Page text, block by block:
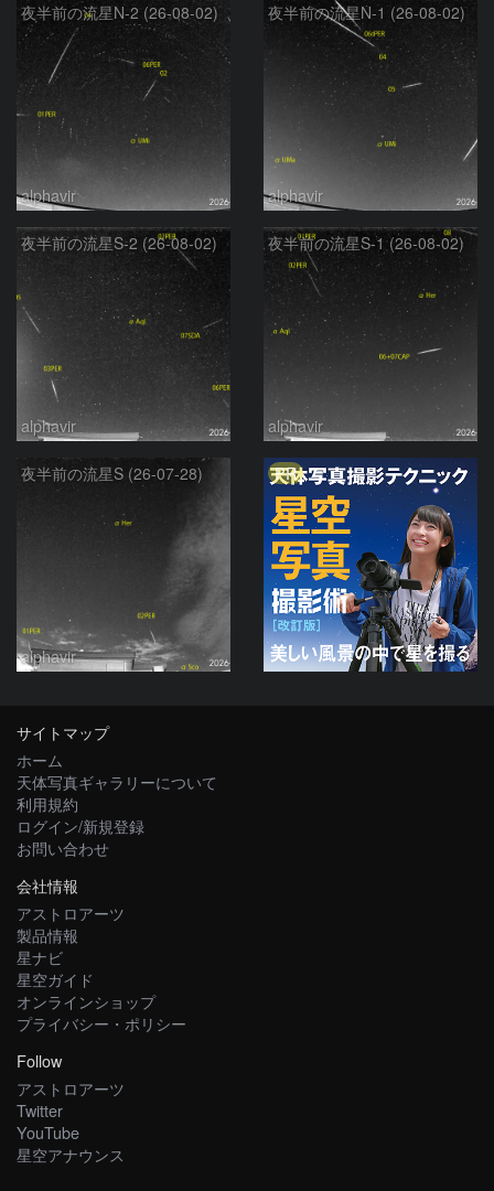
夜半前の流星N-2 (26-08-02)
alphavir
夜半前の流星N-1 (26-08-02)
alphavir
夜半前の流星S-2 (26-08-02)
alphavir
夜半前の流星S-1 (26-08-02)
alphavir
夜半前の流星S (26-07-28)
alphavir
PR
サイトマップ
ホーム
天体写真ギャラリーについて
利用規約
ログイン/新規登録
お問い合わせ
会社情報
アストロアーツ
製品情報
星ナビ
星空ガイド
オンラインショップ
プライバシー・ポリシー
Follow
アストロアーツ
Twitter
YouTube
星空アナウンス